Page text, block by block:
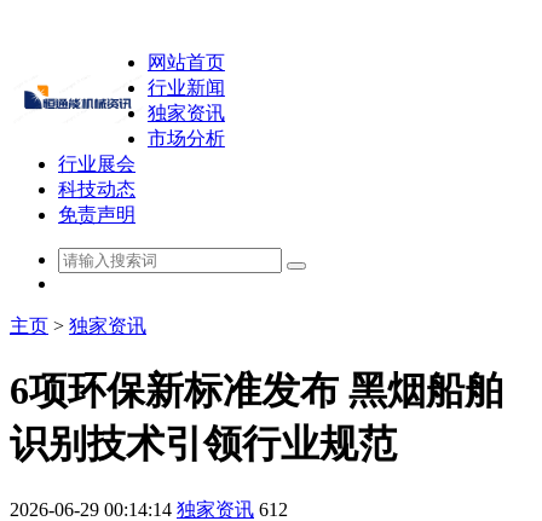
网站首页
行业新闻
独家资讯
市场分析
行业展会
科技动态
免责声明
主页 > 独家资讯
6项环保新标准发布 黑烟船舶
识别技术引领行业规范
2026-06-29 00:14:14 独家资讯 612